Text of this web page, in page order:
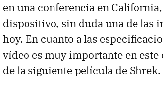
en una conferencia en
dispositivo, sin duda una de las
hoy. En cuanto a las
vídeo es muy importante en
de la siguiente película de Shrek.